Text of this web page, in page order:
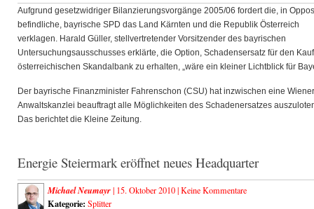
Aufgrund gesetzwidriger Bilanzierungsvorgänge 2005/06 fordert die, in
befindliche, bayrische SPD das Land Kärnten und die Republik Österreich
verklagen. Harald Güller, stellvertretender Vorsitzender des bayrischen
Untersuchungsausschusses erklärte, die Option, Schadensersatz für den
österreichischen Skandalbank zu erhalten, „wäre ein kleiner Lichtblick für
Der bayrische Finanzminister Fahrenschon (CSU) hat inzwischen eine Wiener
Anwaltskanzlei beauftragt alle Möglichkeiten des Schadenersatzes
Das berichtet die Kleine Zeitung.
Energie Steiermark eröffnet neues Headquarter
Michael Neumayr| 15. Oktober 2010 |Keine Kommentare
Kategorie: Splitter